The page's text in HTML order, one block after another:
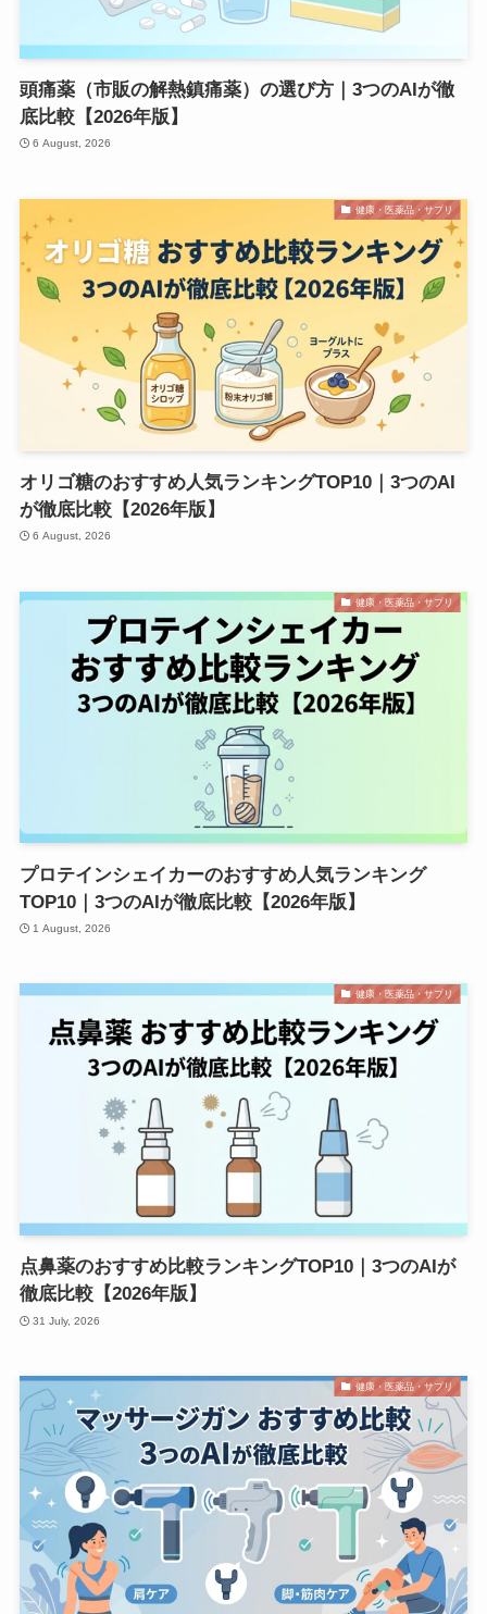
頭痛薬（市販の解熱鎮痛薬）の選び方｜3つのAIが徹
底比較【2026年版】
6 August, 2026
健康・医薬品・サプリ
オリゴ糖のおすすめ人気ランキングTOP10｜3つのAI
が徹底比較【2026年版】
6 August, 2026
健康・医薬品・サプリ
プロテインシェイカーのおすすめ人気ランキング
TOP10｜3つのAIが徹底比較【2026年版】
1 August, 2026
健康・医薬品・サプリ
点鼻薬のおすすめ比較ランキングTOP10｜3つのAIが
徹底比較【2026年版】
31 July, 2026
健康・医薬品・サプリ